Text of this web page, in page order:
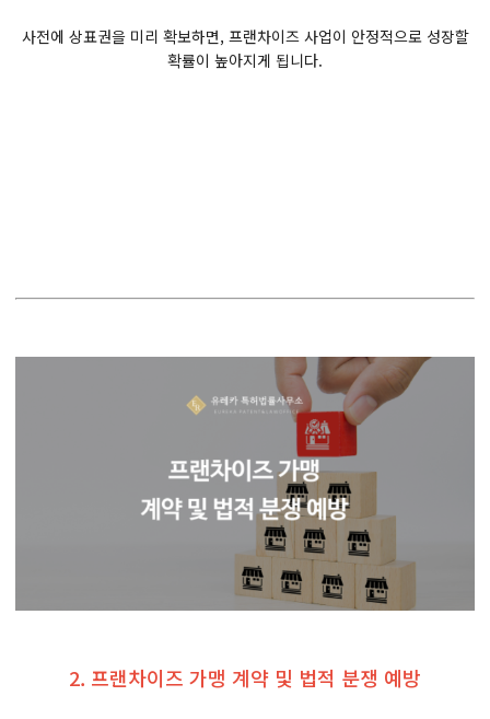
사전에 상표권을 미리 확보하면, 프랜차이즈 사업이 안정적으로 성장할
확률이 높아지게 됩니다.
2. 프랜차이즈 가맹 계약 및 법적 분쟁 예방